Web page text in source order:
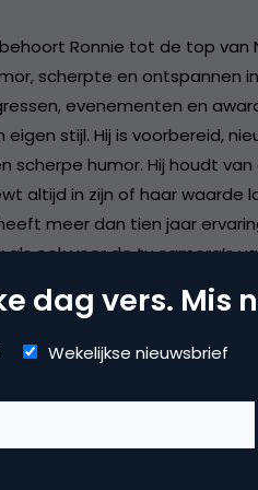
Ronnie tot de top van
scherpte en ontspannen
evenementen en
stijl. Hij is voorbereid,
scherpe humor. Hij houdt
altijd in zijn of haar waarde
meer dan tien jaar
ook voor de tv camera’s
dag vers. Mis
Wekelijkse nieuwsbrief